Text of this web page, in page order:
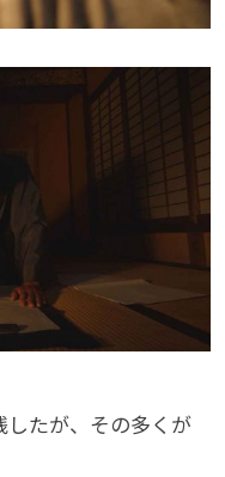
たが、その多くが